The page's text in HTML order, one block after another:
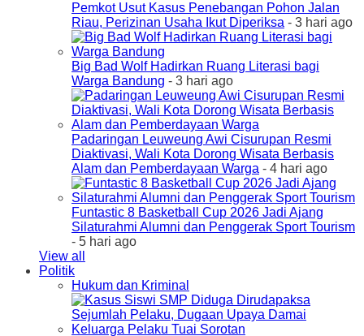
Pemkot Usut Kasus Penebangan Pohon Jalan
Riau, Perizinan Usaha Ikut Diperiksa - 3 hari ago
Big Bad Wolf Hadirkan Ruang Literasi bagi
Warga Bandung - 3 hari ago
Padaringan Leuweung Awi Cisurupan Resmi
Diaktivasi, Wali Kota Dorong Wisata Berbasis
Alam dan Pemberdayaan Warga - 4 hari ago
Funtastic 8 Basketball Cup 2026 Jadi Ajang
Silaturahmi Alumni dan Penggerak Sport Tourism
- 5 hari ago
View all
Politik
Hukum dan Kriminal